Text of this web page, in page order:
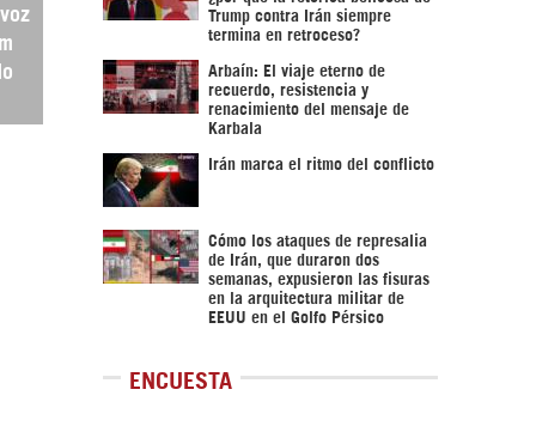
Trump contra Irán siempre
termina en retroceso?
Arbaín: El viaje eterno de
recuerdo, resistencia y
renacimiento del mensaje de
Karbala
Irán marca el ritmo del conflicto
Cómo los ataques de represalia
de Irán, que duraron dos
semanas, expusieron las fisuras
en la arquitectura militar de
EEUU en el Golfo Pérsico
ENCUESTA